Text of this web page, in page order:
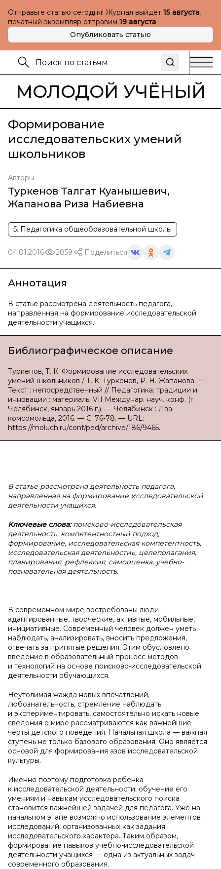
Отправьте статью сегодня! Журнал выйдет 15 августа,
печатный экземпляр отправим 19 августа
Опубликовать статью
МОЛОДОЙ УЧЁНЫЙ
Формирование
исследовательских умений
школьников
Авторы
Туркенов Талгат Куанышевич,
Жапанова Риза Набиевна
5. Педагогика общеобразовательной школы
04.01.2016 2859 Поделиться
Аннотация
В статье рассмотрена деятельность педагога,
направленная на формирование исследовательской
деятельности учащихся.
Библиографическое описание
Туркенов, Т. К. Формирование исследовательских
умений школьников / Т. К. Туркенов, Р. Н. Жапанова. —
Текст : непосредственный // Педагогика: традиции и
инновации : материалы VII Междунар. науч. конф. (г.
Челябинск, январь 2016 г.). — Челябинск : Два
комсомольца, 2016. — С. 76-78. — URL:
https://moluch.ru/conf/ped/archive/186/9465.
В статье рассмотрена деятельность педагога,
направленная на формирование исследовательской
деятельности учащихся.
Ключевые слова:поисково-исследовательская
деятельность, компетентностный подход,
формирование, исследовательскаякомпетентность,
исследовательскаядеятельностиь, целеполагания,
планирования, рефлексия, самооценка, учебно-
познавательнаядеятельность.
В современном мире востребованы люди
адаптированные, творческие, активные, мобильные,
инициативные. Современный человек должен уметь
наблюдать, анализировать, вносить предложения,
отвечать за принятые решения. Этим обусловлено
введение в образовательный процесс методов
и технологий на основе поисково-исследовательской
деятельности обучающихся.
Неутолимая жажда новых впечатлений,
любознательность, стремление наблюдать
и экспериментировать, самостоятельно искать новые
сведения о мире рассматриваются как важнейшие
черты детского поведения. Начальная школа — важная
ступень не только базового образования. Оно является
основой для формирования азов исследовательской
культуры.
Именно поэтому подготовка ребенка
к исследовательской деятельности, обучение его
умениям и навыкам исследовательского поиска
становится важнейшей задачей для педагога. Уже на
начальном этапе возможно использование элементов
исследований, организованных как задания
исследовательского характера. Таким образом,
формирование навыков учебно-исследовательской
деятельности учащихся — одна из актуальных задач
современного образования.